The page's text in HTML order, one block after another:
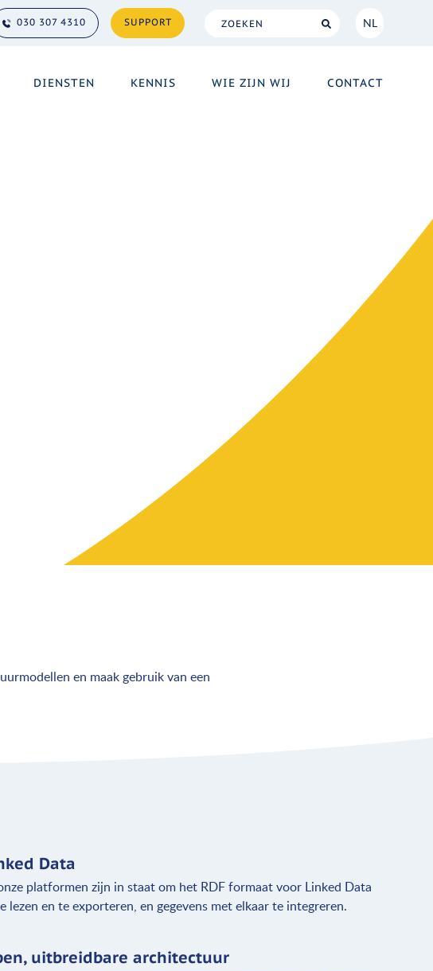
030 307 4310 SUPPORT NL
EN
DIENSTEN KENNIS WIE ZIJN WIJ CONTACT
en maak gebruik van een
Data
platformen zijn in staat om het RDF formaat voor Linked Data
lezen en te exporteren, en gegevens met elkaar te integreren.
uitbreidbare architectuur